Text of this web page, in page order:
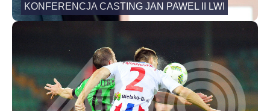
KONFERENCJA CASTING JAN PAWEL II LWI